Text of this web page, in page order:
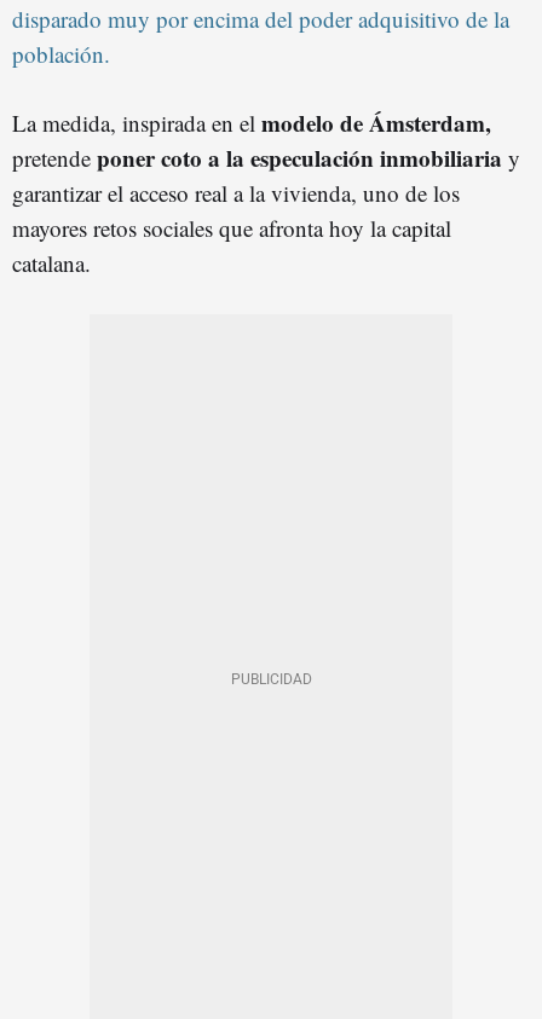
disparado muy por encima del poder adquisitivo de la
población.
La medida, inspirada en el modelo de Ámsterdam,
pretende poner coto a la especulación inmobiliaria y
garantizar el acceso real a la vivienda, uno de los
mayores retos sociales que afronta hoy la capital
catalana.